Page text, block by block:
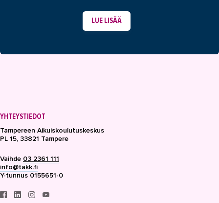
LUE LISÄÄ
YHTEYSTIEDOT
Tampereen Aikuiskoulutuskeskus
PL 15, 33821 Tampere
Vaihde 03 2361 111
info@takk.fi
Y-tunnus 0155651-0